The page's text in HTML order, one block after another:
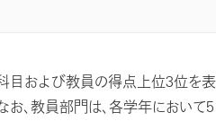
目および教員の得点上位3位を表
お、教員部門は、各学年におい